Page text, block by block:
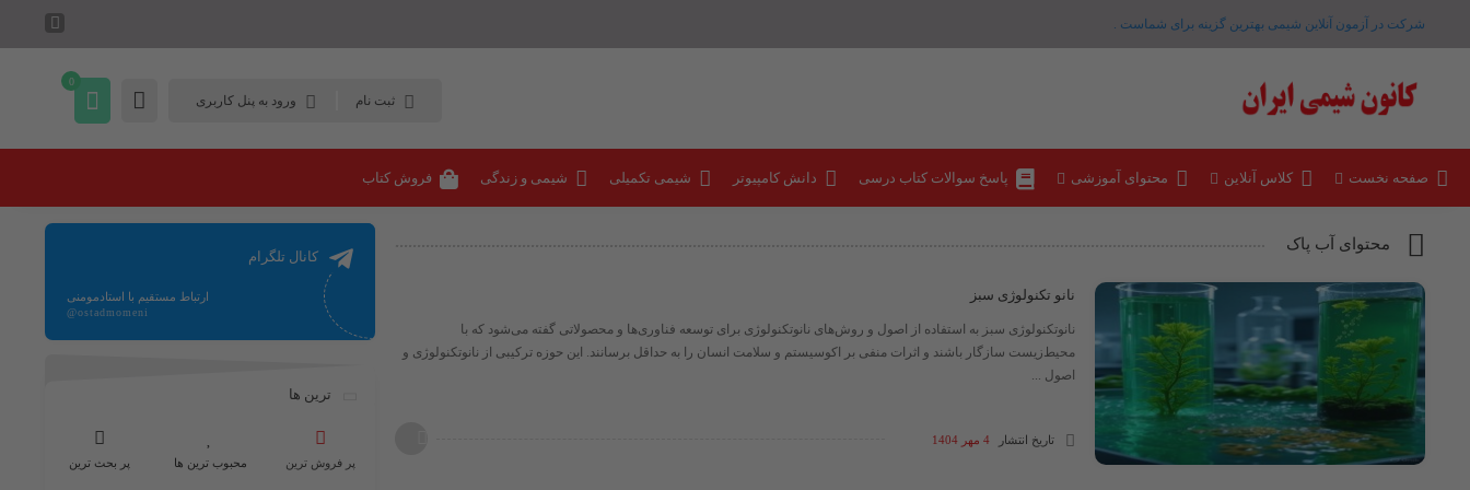
شرکت در آزمون آنلاین شیمی بهترین گزینه برای شماست .
ثبت نام ورود به پنل کاربری
0
صفحه نخست کلاس آنلاین محتوای آموزشی پاسخ سوالات کتاب درسی دانش کامپیوتر شیمی تکمیلی شیمی و زندگی فروش کتاب
محتوای آب پاک
نانو تکنولوژی سبز
نانوتکنولوژی سبز به استفاده از اصول و روش‌های نانوتکنولوژی برای توسعه فناوری‌ها و محصولاتی گفته می‌شود که با
محیط‌زیست سازگار باشند و اثرات منفی بر اکوسیستم و سلامت انسان را به حداقل برسانند. این حوزه ترکیبی از نانوتکنولوژی و
اصول ...
تاریخ انتشار 4 مهر 1404
کانال تلگرام
ارتباط مستقیم با استادمومنی
@ostadmomeni
ترین ها
پر فروش ترین محبوب ترین ها پر بحث ترین